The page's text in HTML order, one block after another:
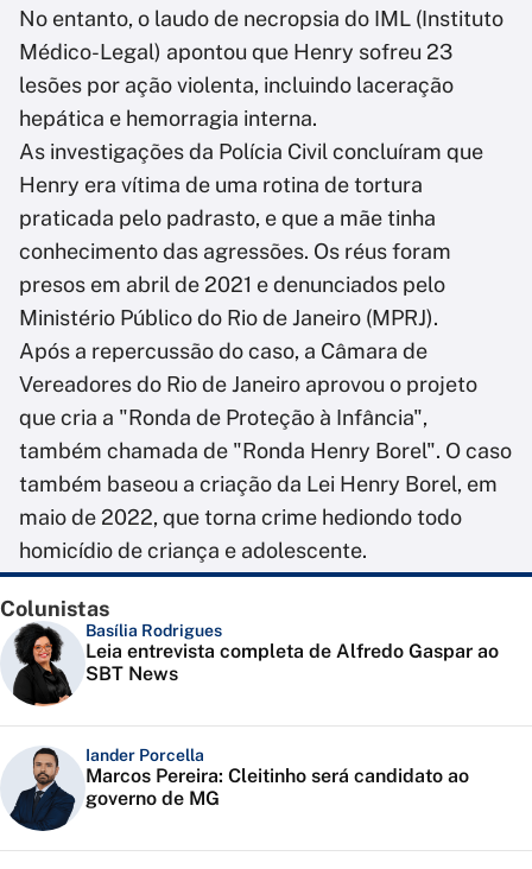
No entanto, o laudo de necropsia do IML (Instituto
Médico-Legal) apontou que Henry sofreu 23
lesões por ação violenta, incluindo laceração
hepática e hemorragia interna.
As investigações da Polícia Civil concluíram que
Henry era vítima de uma rotina de tortura
praticada pelo padrasto, e que a mãe tinha
conhecimento das agressões. Os réus foram
presos em abril de 2021 e denunciados pelo
Ministério Público do Rio de Janeiro (MPRJ).
Após a repercussão do caso, a Câmara de
Vereadores do Rio de Janeiro aprovou o projeto
que cria a "Ronda de Proteção à Infância",
também chamada de "Ronda Henry Borel". O caso
também baseou a criação da Lei Henry Borel, em
maio de 2022, que torna crime hediondo todo
homicídio de criança e adolescente.
Colunistas
Basília Rodrigues
Leia entrevista completa de Alfredo Gaspar ao
SBT News
Iander Porcella
Marcos Pereira: Cleitinho será candidato ao
governo de MG